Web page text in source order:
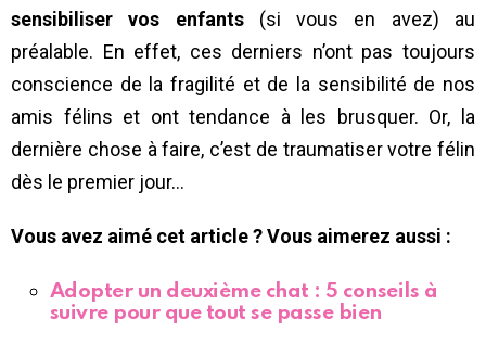
sensibiliser vos enfants(si vous en avez) au
préalable. En effet, ces derniers n’ont pas toujours
conscience de la fragilité et de la sensibilité de nos
amis félins et ont tendance à les brusquer. Or, la
dernière chose à faire, c’est de traumatiser votre félin
dès le premier jour…
Vous avez aimé cet article ? Vous aimerez aussi :
Adopter un deuxième chat : 5 conseils à
suivre pour que tout se passe bien